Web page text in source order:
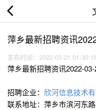
萍乡最新招聘资讯
发布时间：2022-03-21
萍乡最新招聘资讯2022-03-
招聘企业： 欣河信息技术
联系地址：萍乡市滨河东